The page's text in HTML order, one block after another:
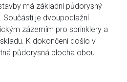
má základní půdorysný
Součástí je dvoupodlažní
zázemím pro sprinklery a
K dokončení došlo v
půdorysná plocha obou